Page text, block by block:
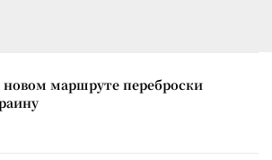
новом маршруте переброски